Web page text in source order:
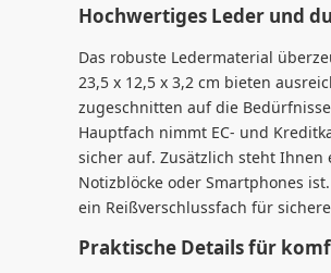
Hochwertiges Leder und
Das robuste Ledermaterial
23,5 x 12,5 x 3,2 cm bieten
zugeschnitten auf die
Hauptfach nimmt EC- und
sicher auf. Zusätzlich steht
Notizblöcke oder Smartphones
ein Reißverschlussfach für
Praktische Details für